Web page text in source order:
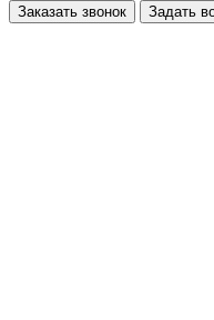
Заказать звонок Задать